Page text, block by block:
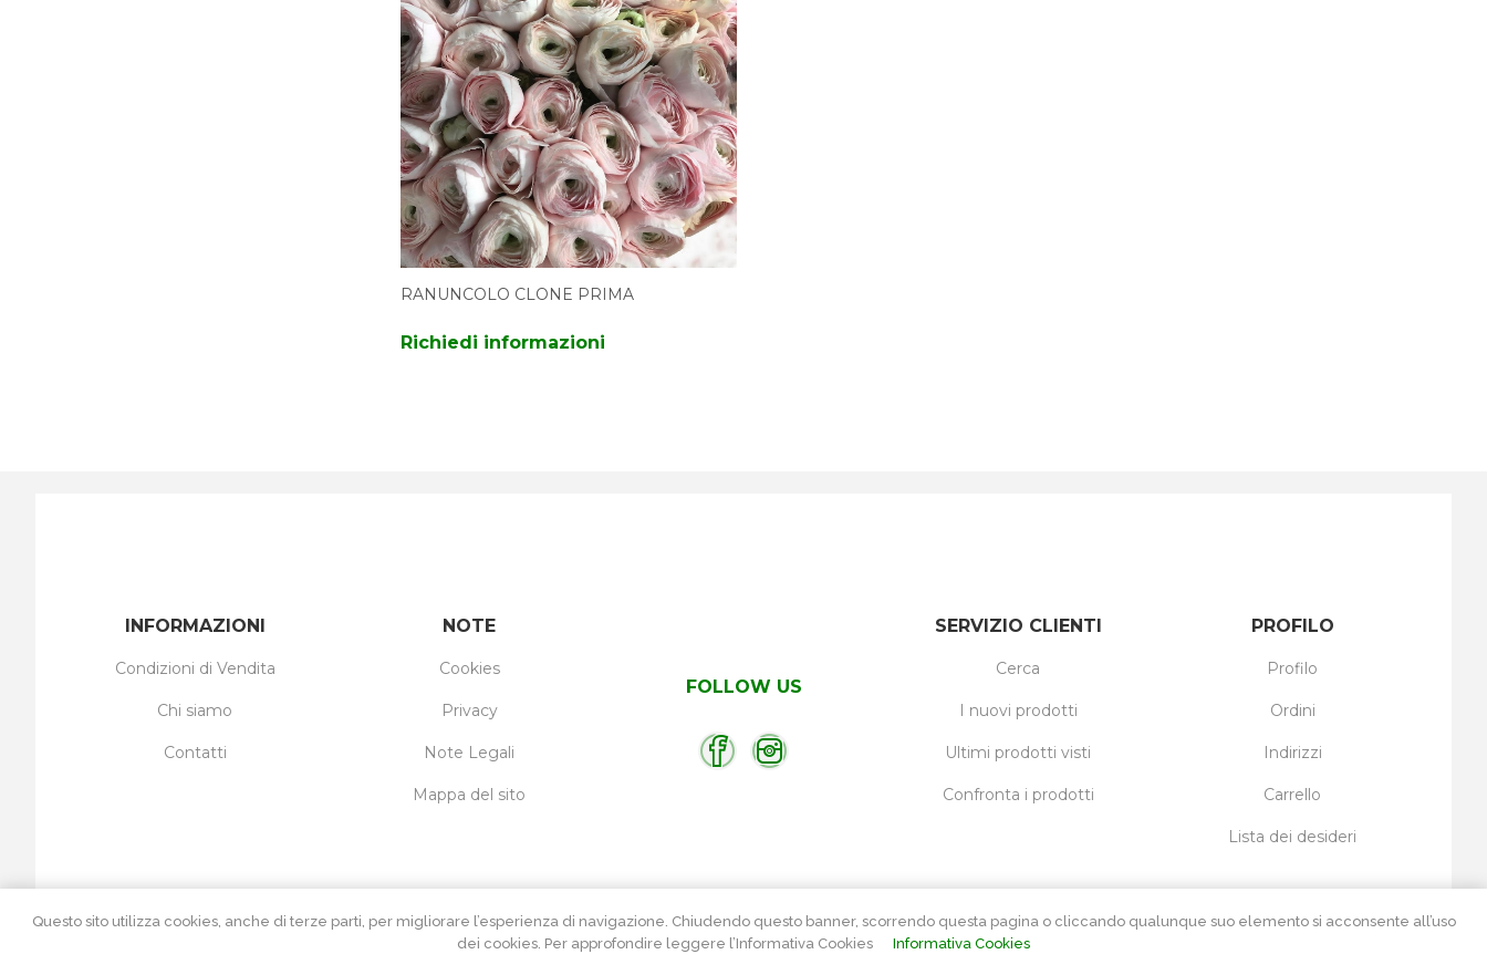
RANUNCOLO CLONE PRIMA
Richiedi informazioni
FOLLOW US
INFORMAZIONI
Condizioni di Vendita
Chi siamo
Contatti
NOTE
Cookies
Privacy
Note Legali
Mappa del sito
PROFILO
Profilo
Ordini
Indirizzi
Carrello
Lista dei desideri
SERVIZIO CLIENTI
Cerca
I nuovi prodotti
Ultimi prodotti visti
Confronta i prodotti
Questo sito utilizza cookies, anche di terze parti, per migliorare l’esperienza di navigazione. Chiudendo questo banner, scorrendo questa pagina o cliccando qualunque suo elemento si acconsente all’uso
dei cookies. Per approfondire leggere l’Informativa Cookies
Informativa Cookies